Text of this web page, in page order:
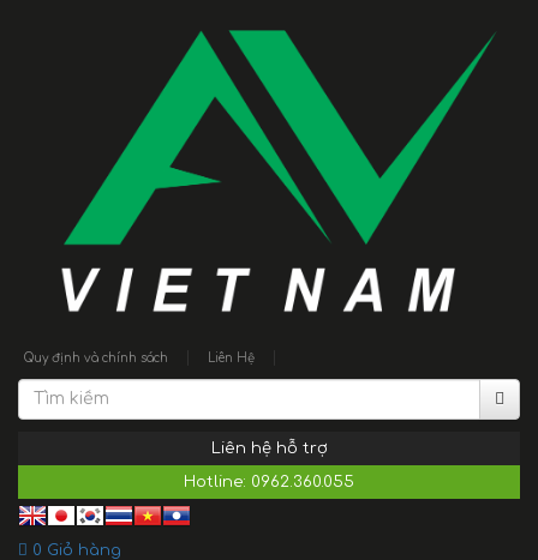
Quy định và chính sách Liên Hệ
Liên hệ hỗ trợ
Hotline: 0962.360.055
0 Giỏ hàng